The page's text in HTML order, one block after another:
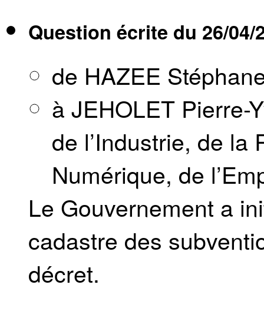
Question écrite du 26/04/
de HAZEE
à JEHOLET Pierre-
de l’Industrie, de la
Numérique, de
Le Gouvernement a
cadastre des
décret.